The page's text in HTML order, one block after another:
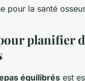
pour la santé
planifier
équilibrés est